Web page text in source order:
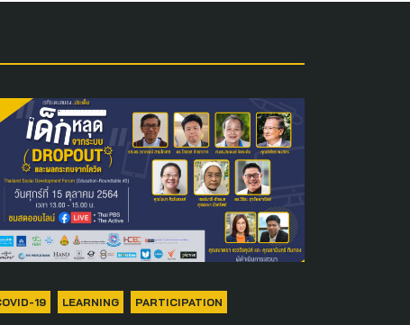
19 LEARNING PARTICIPATION